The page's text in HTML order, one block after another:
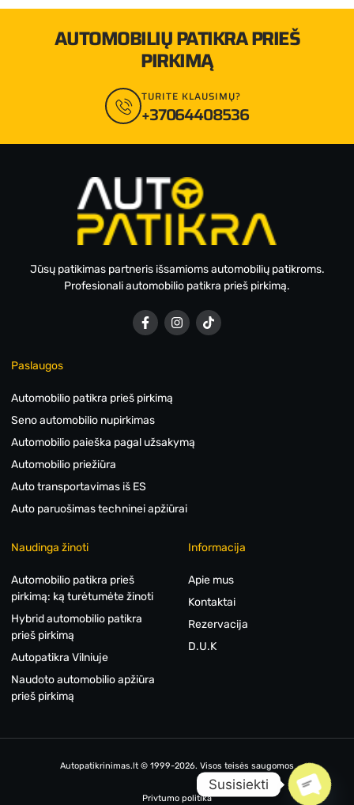
AUTOMOBILIŲ PATIKRA PRIEŠ
PIRKIMĄ
TURITE KLAUSIMŲ?
+37064408536
Jūsų patikimas partneris išsamioms automobilių patikroms.
Profesionali automobilio patikra prieš pirkimą.
Paslaugos
Automobilio patikra prieš pirkimą
Seno automobilio nupirkimas
Automobilio paieška pagal užsakymą
Automobilio priežiūra
Auto transportavimas iš ES
Auto paruošimas techninei apžiūrai
Naudinga žinoti
Automobilio patikra prieš
pirkimą: ką turėtumėte žinoti
Hybrid automobilio patikra
prieš pirkimą
Autopatikra Vilniuje
Naudoto automobilio apžiūra
prieš pirkimą
Informacija
Apie mus
Kontaktai
Rezervacija
D.U.K
Autopatikrinimas.lt © 1999-2026. Visos teisės saugomos
Privtumo politika
Susisiekti